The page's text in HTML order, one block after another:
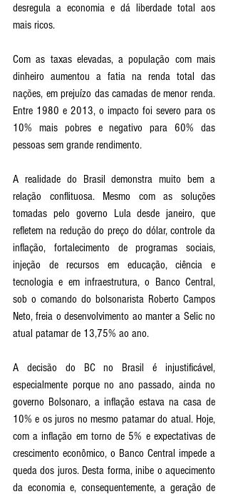
desregula a economia e dá liberdade total aos
mais ricos.
Com as taxas elevadas, a população com mais
dinheiro aumentou a fatia na renda total das
nações, em prejuízo das camadas de menor renda.
Entre 1980 e 2013, o impacto foi severo para os
10% mais pobres e negativo para 60% das
pessoas sem grande rendimento.
A realidade do Brasil demonstra muito bem a
relação conflituosa. Mesmo com as soluções
tomadas pelo governo Lula desde janeiro, que
refletem na redução do preço do dólar, controle da
inflação, fortalecimento de programas sociais,
injeção de recursos em educação, ciência e
tecnologia e em infraestrutura, o Banco Central,
sob o comando do bolsonarista Roberto Campos
Neto, freia o desenvolvimento ao manter a Selic no
atual patamar de 13,75% ao ano.
A decisão do BC no Brasil é injustificável,
especialmente porque no ano passado, ainda no
governo Bolsonaro, a inflação estava na casa de
10% e os juros no mesmo patamar do atual. Hoje,
com a inflação em torno de 5% e expectativas de
crescimento econômico, o Banco Central impede a
queda dos juros. Desta forma, inibe o aquecimento
da economia e, consequentemente, a geração de